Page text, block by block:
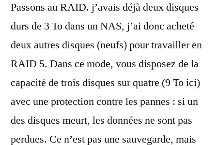
Passons au RAID. j’avais déjà deux disques
durs de 3 To dans un NAS, j’ai donc acheté
deux autres disques (neufs) pour travailler en
RAID 5. Dans ce mode, vous disposez de la
capacité de trois disques sur quatre (9 To ici)
avec une protection contre les pannes : si un
des disques meurt, les données ne sont pas
perdues. Ce n’est pas une sauvegarde, mais